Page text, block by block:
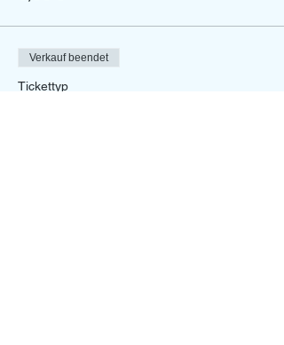
Verkauf beendet
Tickettyp